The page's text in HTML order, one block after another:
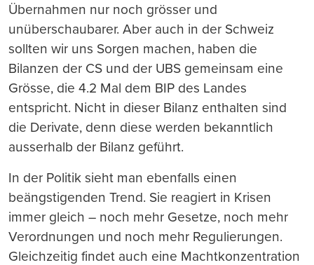
Übernahmen nur noch grösser und
unüberschaubarer. Aber auch in der Schweiz
sollten wir uns Sorgen machen, haben die
Bilanzen der CS und der UBS gemeinsam eine
Grösse, die 4.2 Mal dem BIP des Landes
entspricht. Nicht in dieser Bilanz enthalten sind
die Derivate, denn diese werden bekanntlich
ausserhalb der Bilanz geführt.
In der Politik sieht man ebenfalls einen
beängstigenden Trend. Sie reagiert in Krisen
immer gleich – noch mehr Gesetze, noch mehr
Verordnungen und noch mehr Regulierungen.
Gleichzeitig findet auch eine Machtkonzentration